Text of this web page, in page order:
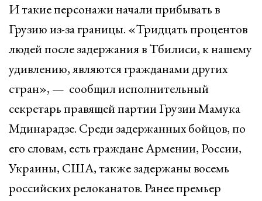
И такие персонажи начали прибывать в
Грузию из-за границы. «Тридцать процентов
людей после задержания в Тбилиси, к нашему
удивлению, являются гражданами других
стран», — сообщил исполнительный
секретарь правящей партии Грузии Мамука
Мдинарадзе. Среди задержанных бойцов, по
его словам, есть граждане Армении, России,
Украины, США, также задержаны восемь
российских релоканатов. Ранее премьер